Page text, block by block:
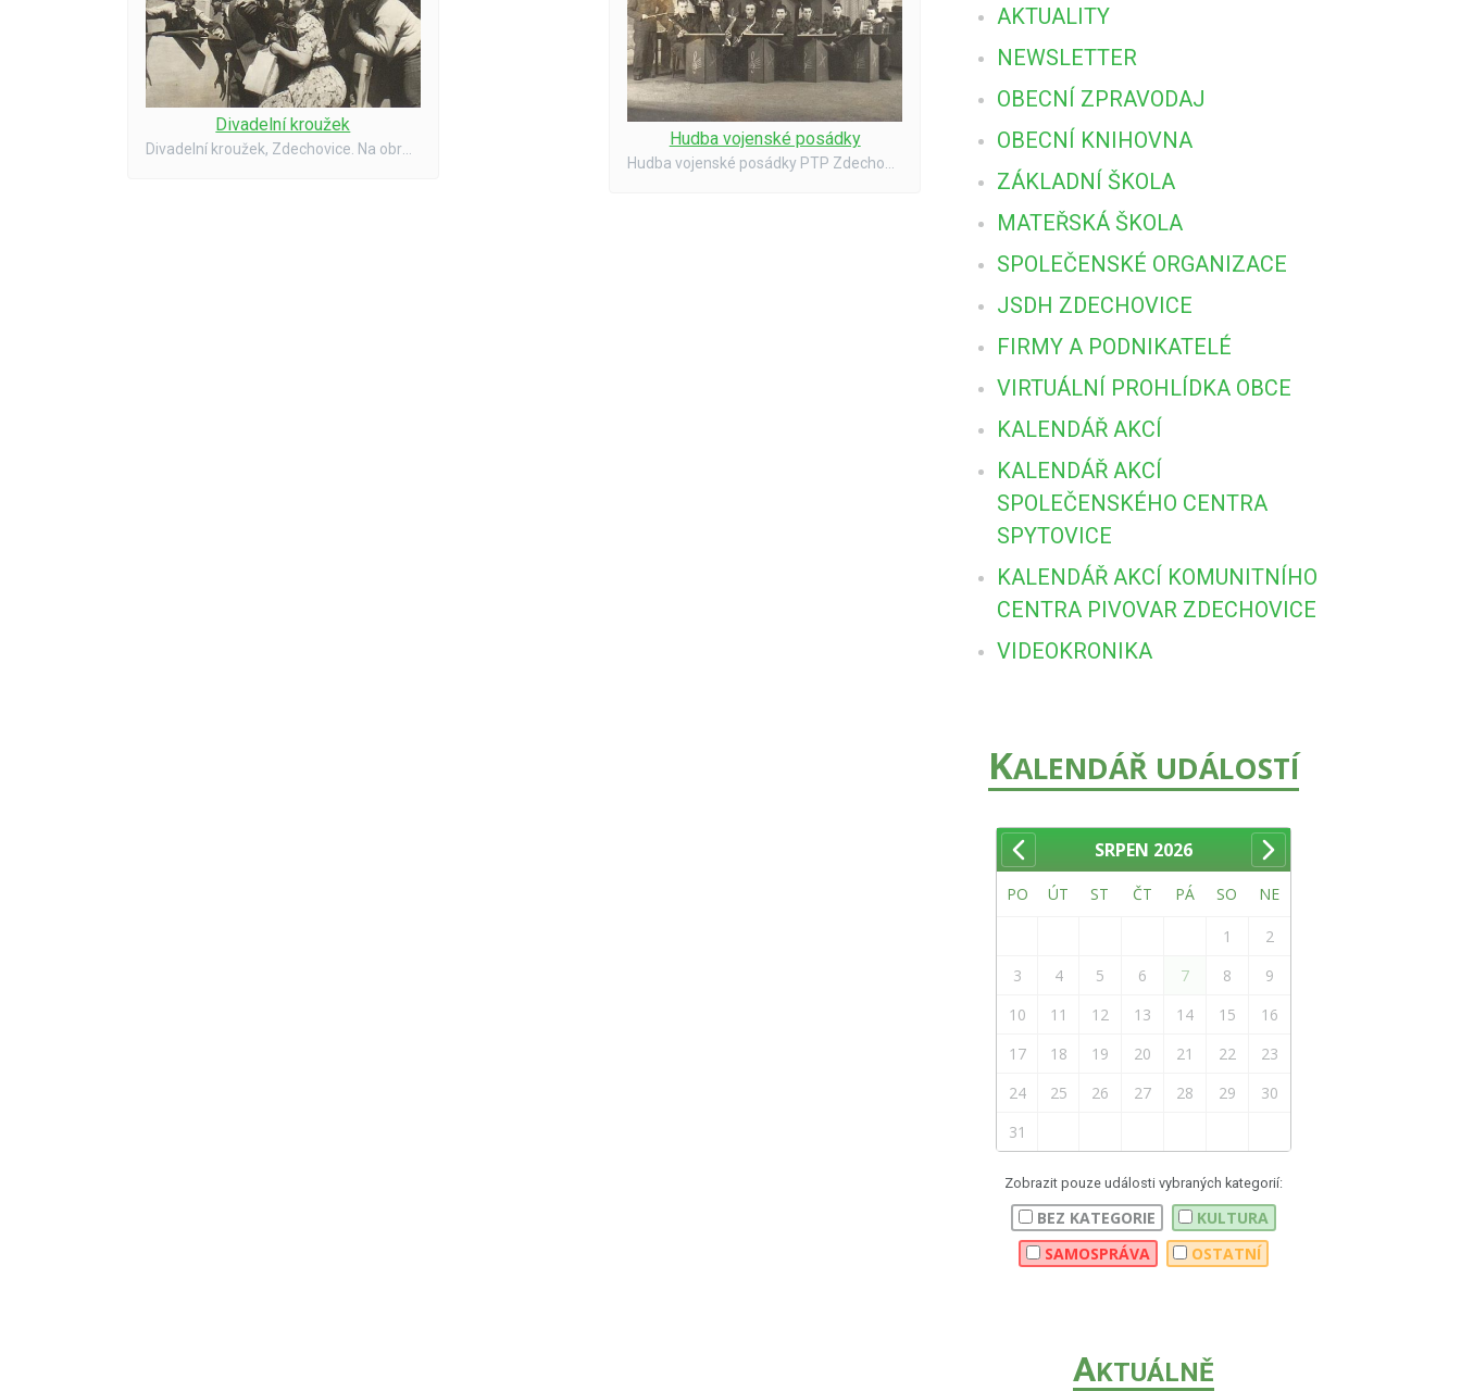
Divadelní kroužek
Hudba vojenské posádky
AKTUALITY
NEWSLETTER
OBECNÍ ZPRAVODAJ
OBECNÍ KNIHOVNA
ZÁKLADNÍ ŠKOLA
MATEŘSKÁ ŠKOLA
SPOLEČENSKÉ ORGANIZACE
JSDH ZDECHOVICE
FIRMY A PODNIKATELÉ
VIRTUÁLNÍ PROHLÍDKA OBCE
KALENDÁŘ AKCÍ
KALENDÁŘ AKCÍ
SPOLEČENSKÉHO CENTRA
SPYTOVICE
KALENDÁŘ AKCÍ KOMUNITNÍHO
CENTRA PIVOVAR ZDECHOVICE
VIDEOKRONIKA
KALENDÁŘ UDÁLOSTÍ
SRPEN 2026
PO ÚT ST ČT PÁ SO NE
1
2
3
4 5 6 7 8
9
10
11 12 13 14 15
16
17
18 19 20 21 22
23
24
25 26 27 28 29
30
31
Zobrazit pouze události vybraných kategorií:
BEZ KATEGORIE
KULTURA
SAMOSPRÁVA
OSTATNÍ
AKTUÁLNĚ